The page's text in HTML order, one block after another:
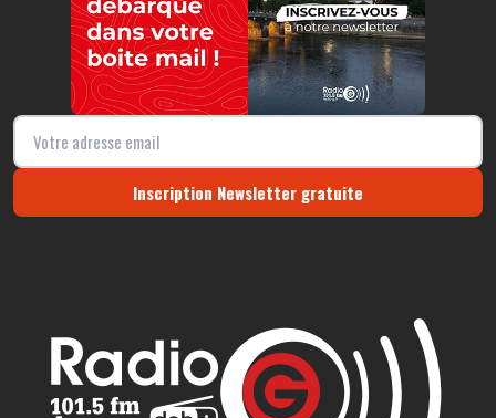
Inscription Newsletter gratuite